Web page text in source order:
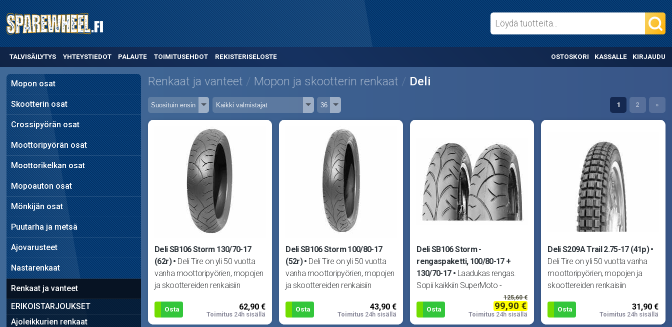
TALVISÄILYTYS YHTEYSTIEDOT PALAUTE TOIMITUSEHDOT REKISTERISELOSTE OSTOSKORI KASSALLE KIRJAUDU
Mopon osat
Skootterin osat
Crossipyörän osat
Moottoripyörän osat
Moottorikelkan osat
Mopoauton osat
Mönkijän osat
Puutarha ja metsä
Ajovarusteet
Nastarenkaat
Renkaat ja vanteet
ERIKOISTARJOUKSET
Ajoleikkurien renkaat
Renkaat ja vanteet Mopon ja skootterin renkaat Deli
1 2 »
Deli SB106 Storm 130/70-17
(62r)
Deli Tire on yli 50 vuotta
vanha moottoripyörien, mopojen
ja skoottereiden renkaisiin
Osta 62,90 €
Toimitus24h sisällä
Deli SB106 Storm 100/80-17
(52r)
Deli Tire on yli 50 vuotta
vanha moottoripyörien, mopojen
ja skoottereiden renkaisiin
Osta 43,90 €
Toimitus24h sisällä
Deli SB106 Storm -
rengaspaketti, 100/80-17 +
130/70-17
Laadukas rengas.
Sopii kaikkiin SuperMoto -
mopoihin, esim. Derbi Senda,
Aprilia RX/SX, MBK X-Limit,
Osta
125,60 €
99,90 €
Toimitus 24h sisällä
Deli S209A Trail 2.75-17 (41p)
Deli Tire on yli 50 vuotta vanha
moottoripyörien, mopojen ja
skoottereiden renkaisiin
Osta 31,90 €
Toimitus 24h sisällä